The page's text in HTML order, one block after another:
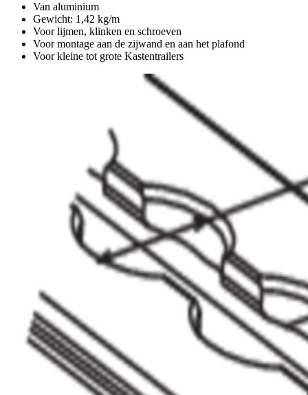
Van aluminium
Gewicht: 1,42 kg/m
Voor lijmen, klinken en schroeven
Voor montage aan de zijwand en aan het plafond
Voor kleine tot grote Kastentrailers